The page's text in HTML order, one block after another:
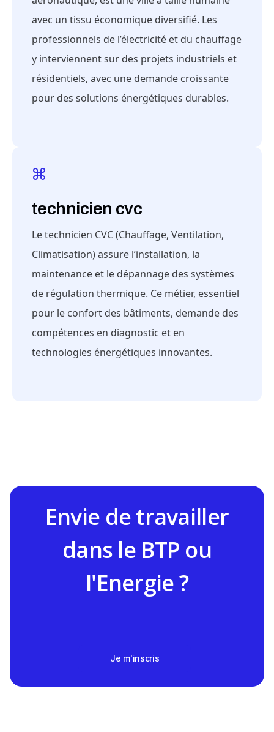
avec un tissu économique diversifié. Les
professionnels de l’électricité et du chauffage
y interviennent sur des projets industriels et
résidentiels, avec une demande croissante
pour des solutions énergétiques durables.
technicien cvc
Le technicien CVC (Chauffage, Ventilation,
Climatisation) assure l’installation, la
maintenance et le dépannage des systèmes
de régulation thermique. Ce métier, essentiel
pour le confort des bâtiments, demande des
compétences en diagnostic et en
technologies énergétiques innovantes.
Envie de travailler
dans le BTP ou
l'Energie ?
Je m'inscris